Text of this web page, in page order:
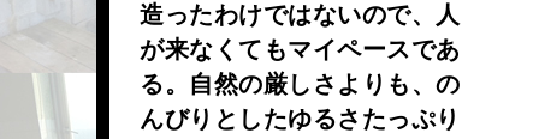
造ったわけではないので、人
が来なくてもマイペースであ
る。自然の厳しさよりも、の
んびりとしたゆるさたっぷり